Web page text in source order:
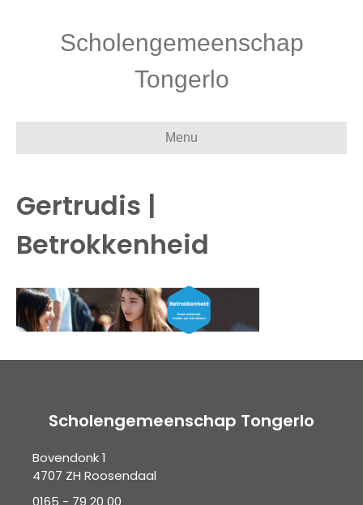
Scholengemeenschap
Tongerlo
Menu
Gertrudis |
Betrokkenheid
Scholengemeenschap Tongerlo
Bovendonk 1
4707 ZH Roosendaal
0165 - 79 20 00